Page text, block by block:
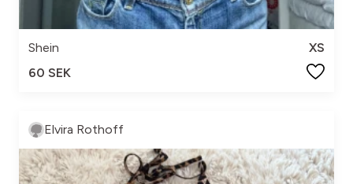
Shein
XS
60 SEK
Elvira Rothoff